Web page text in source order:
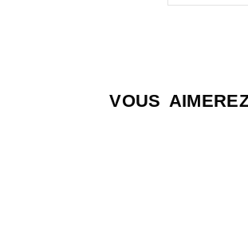
VOUS